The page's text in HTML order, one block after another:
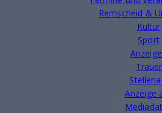
Remscheid &
Kultur
Sport
Anzeige